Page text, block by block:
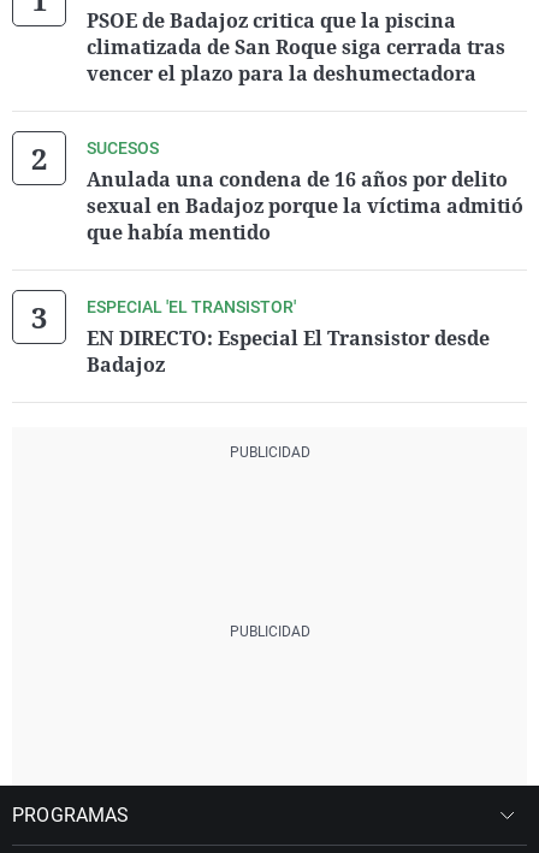
PSOE de Badajoz critica que la piscina
climatizada de San Roque siga cerrada tras
vencer el plazo para la deshumectadora
SUCESOS
Anulada una condena de 16 años por delito
sexual en Badajoz porque la víctima admitió
que había mentido
ESPECIAL 'EL TRANSISTOR'
EN DIRECTO: Especial El Transistor desde
Badajoz
PROGRAMAS